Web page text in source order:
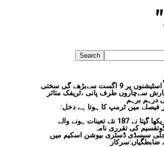
Search
9 اگست سےبڑھے گی سختی
سےچاروں طرف پانی ،ٹریفک متاثر
درہم برہم
فیصلے میں ٹرمپ کا ہوتا ہے دخل:
وزیر اعلیٰ ریکھا گپتا نے 187 نئے تعینات ہونے والے
کی تقرری نامہ
سبسڈی ڈسٹری بیوشن اسکیم میں
ضابطگیاں:سرکار